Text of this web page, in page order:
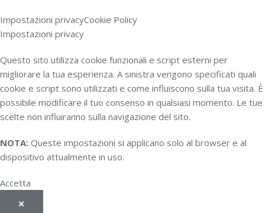
Impostazioni privacyCookie Policy
Impostazioni privacy
Questo sito utilizza cookie funzionali e script esterni per
migliorare la tua esperienza. A sinistra vengono specificati quali
cookie e script sono utilizzati e come influiscono sulla tua visita. È
possibile modificare il tuo consenso in qualsiasi momento. Le tue
scelte non influiranno sulla navigazione del sito.
NOTA: Queste impostazioni si applicano solo al browser e al
dispositivo attualmente in uso.
Accetta
✕